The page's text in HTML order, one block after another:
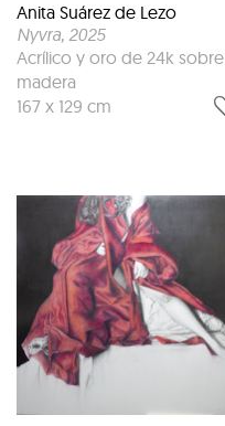
Anita Suárez de Lezo
Nyvra, 2025
Acrílico y oro de 24k sobre
madera
167 x 129 cm